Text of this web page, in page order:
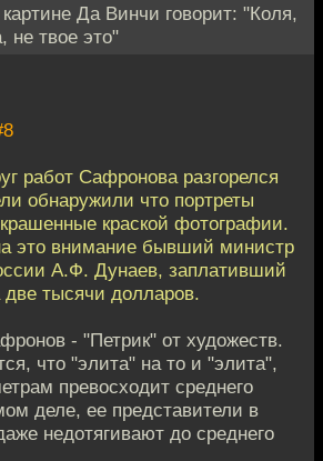
Да Винчи говорит: "Коля,
не твое это"
работ Сафронова разгорелся
обнаружили что портреты
краской фотографии.
это внимание бывший министр
А.Ф. Дунаев, заплативший
две тысячи долларов.
- "Петрик" от художеств.
что "элита" на то и "элита",
превосходит среднего
деле, ее представители в
недотягивают до среднего